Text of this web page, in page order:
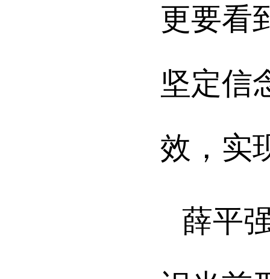
更要看
坚定信
效，实
薛平